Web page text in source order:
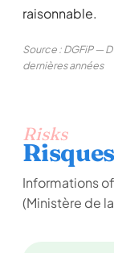
raisonnable.
Source : DGFiP —
dernières années
Risks
Informations
(Ministère de